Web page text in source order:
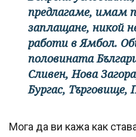
предлагаме, имам
заплащане, никой
работи в Ямбол.
половината
Сливен, Нова
Бургас, Търговище,
Мога да ви кажа как